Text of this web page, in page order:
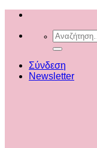
Μετάβαση
περιεχόμενοΑναζήτηση
για:
Σύνδεση
Newsletter